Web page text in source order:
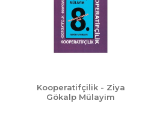
Kooperatifçilik - Ziya
Gökalp Mülayim